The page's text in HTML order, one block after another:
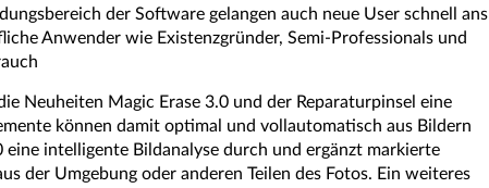
der Software gelangen auch neue User schnell ans
Anwender wie Existenzgründer, Semi-Professionals und
Neuheiten Magic Erase 3.0 und der Reparaturpinsel eine
können damit optimal und vollautomatisch aus Bildern
intelligente Bildanalyse durch und ergänzt markierte
der Umgebung oder anderen Teilen des Fotos. Ein weiteres